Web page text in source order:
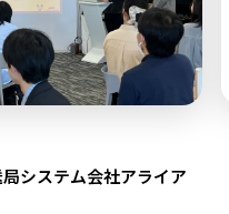
ステム会社アライア